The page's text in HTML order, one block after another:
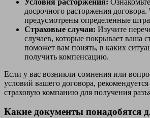
досрочного расторжения договора.
предусмотрены определенные
Страховые случаи: Изучите
случаев, которые покрывает ваша
поможет вам понять, в каких
получить компенсацию.
Если у вас возникли сомнения или
условий вашего договора, рекомендуется
страховую компанию для получения
Какие документы понадобятся